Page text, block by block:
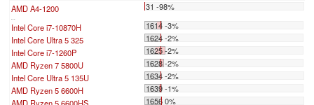
AMD A4-1200 31 -98%
...
Intel Core i7-10870H
1614 -3%
Intel Core Ultra 5 325
1624 -2%
Intel Core i7-1260P
1625 -2%
AMD Ryzen 7 5800U
1628 -2%
Intel Core Ultra 5 135U
1634 -2%
AMD Ryzen 5 6600H
1639 -1%
1656 0%